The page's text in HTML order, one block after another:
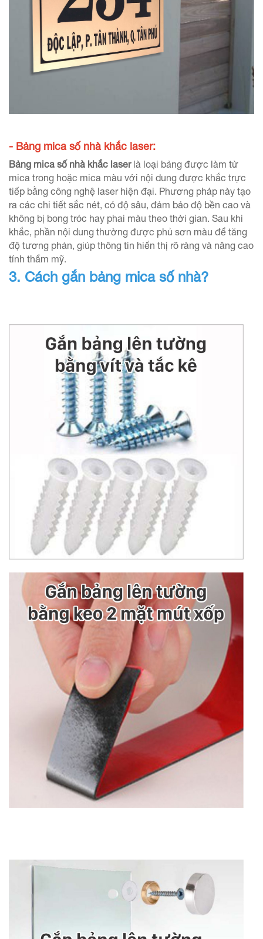
- Bảng mica số nhà khắc laser:
Bảng mica số nhà khắc laserlà loại bảng được làm từ
mica trong hoặc mica màu với nội dung được khắc trực
tiếp bằng công nghệ laser hiện đại. Phương pháp này tạo
ra các chi tiết sắc nét, có độ sâu, đảm bảo độ bền cao và
không bị bong tróc hay phai màu theo thời gian. Sau khi
khắc, phần nội dung thường được phủ sơn màu để tăng
độ tương phản, giúp thông tin hiển thị rõ ràng và nâng cao
tính thẩm mỹ.
3. Cách gắn bảng mica số nhà?